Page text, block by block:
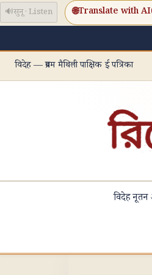
🔊सुनू · Listen 🌐Translate with AI
विदेह — प्रथम मैथिली पाक्षिक ई पत्रिका
विदेह